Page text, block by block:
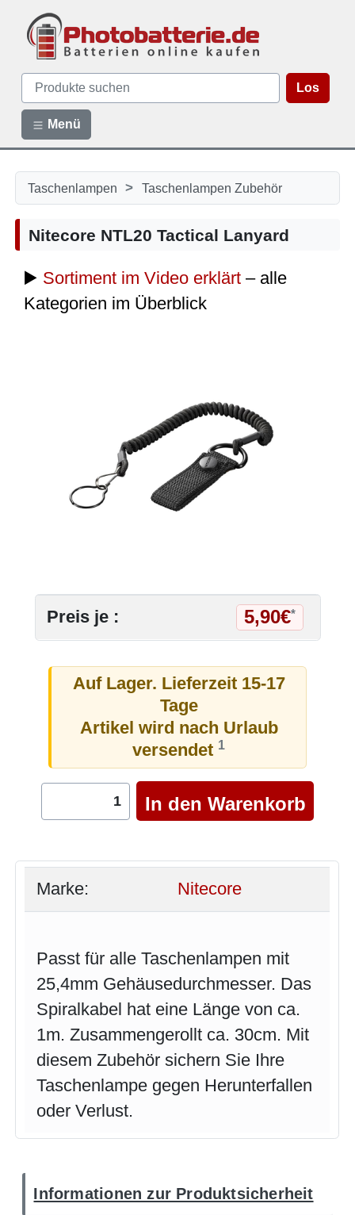
Los
Menü
Taschenlampen > Taschenlampen Zubehör
Nitecore NTL20 Tactical Lanyard
▶️ Sortiment im Video erklärt – alle
Kategorien im Überblick
Preis je : 5,90€*
Auf Lager. Lieferzeit 15-17
Tage
Artikel wird nach Urlaub
versendet 1
Marke: Nitecore
Passt für alle Taschenlampen mit
25,4mm Gehäusedurchmesser. Das
Spiralkabel hat eine Länge von ca.
1m. Zusammengerollt ca. 30cm. Mit
diesem Zubehör sichern Sie Ihre
Taschenlampe gegen Herunterfallen
oder Verlust.
Informationen zur Produktsicherheit